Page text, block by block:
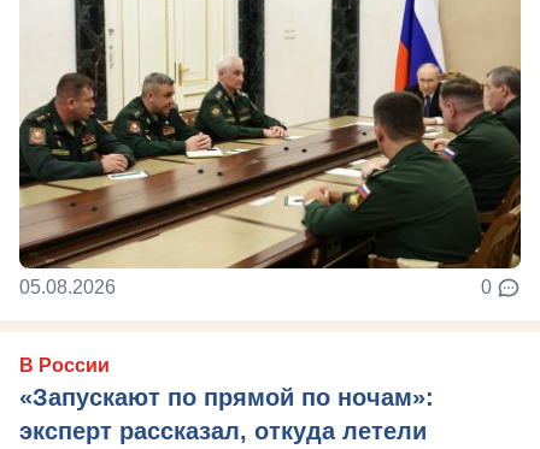
05.08.2026 0
В России
«Запускают по прямой по ночам»:
эксперт рассказал, откуда летели